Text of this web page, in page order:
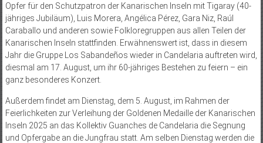
Opfer für den Schutzpatron der Kanarischen Inseln mit Tigaray (40-
jähriges Jubiläum), Luis Morera, Angélica Pérez, Gara Niz, Raúl
Caraballo und anderen sowie Folkloregruppen aus allen Teilen der
Kanarischen Inseln stattfinden. Erwähnenswert ist, dass in diesem
Jahr die Gruppe Los Sabandeños wieder in Candelaria auftreten wird,
diesmal am 17. August, um ihr 60-jähriges Bestehen zu feiern – ein
ganz besonderes Konzert.
Außerdem findet am Dienstag, dem 5. August, im Rahmen der
Feierlichkeiten zur Verleihung der Goldenen Medaille der Kanarischen
Inseln 2025 an das Kollektiv Guanches de Candelaria die Segnung
und Opfergabe an die Jungfrau statt. Am selben Dienstag werden die